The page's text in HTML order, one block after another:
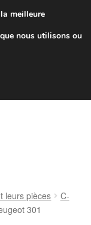
7 EUR
h à 16 h
leurs pièces
C-
301
meilleure
nous utilisons ou